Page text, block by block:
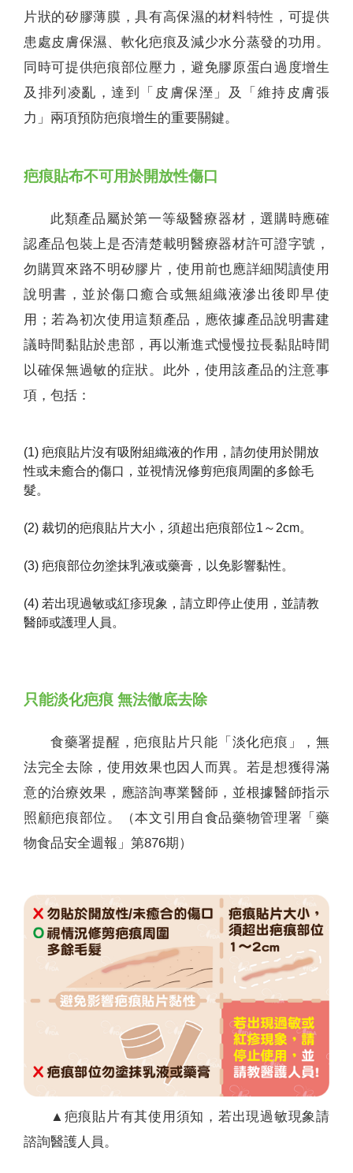
片狀的矽膠薄膜，具有高保濕的材料特性，可提供
患處皮膚保濕、軟化疤痕及減少水分蒸發的功用。
同時可提供疤痕部位壓力，避免膠原蛋白過度增生
及排列凌亂，達到「皮膚保溼」及「維持皮膚張
力」兩項預防疤痕增生的重要關鍵。
疤痕貼布不可用於開放性傷口
此類產品屬於第一等級醫療器材，選購時應確
認產品包裝上是否清楚載明醫療器材許可證字號，
勿購買來路不明矽膠片，使用前也應詳細閱讀使用
說明書，並於傷口癒合或無組織液滲出後即早使
用；若為初次使用這類產品，應依據產品說明書建
議時間黏貼於患部，再以漸進式慢慢拉長黏貼時間
以確保無過敏的症狀。此外，使用該產品的注意事
項，包括：
(1) 疤痕貼片沒有吸附組織液的作用，請勿使用於開放
性或未癒合的傷口，並視情況修剪疤痕周圍的多餘毛
髮。
(2) 裁切的疤痕貼片大小，須超出疤痕部位1～2cm。
(3) 疤痕部位勿塗抹乳液或藥膏，以免影響黏性。
(4) 若出現過敏或紅疹現象，請立即停止使用，並請教
醫師或護理人員。
只能淡化疤痕 無法徹底去除
食藥署提醒，疤痕貼片只能「淡化疤痕」，無
法完全去除，使用效果也因人而異。若是想獲得滿
意的治療效果，應諮詢專業醫師，並根據醫師指示
照顧疤痕部位。（本文引用自食品藥物管理署「藥
物食品安全週報」第876期）
▲疤痕貼片有其使用須知，若出現過敏現象請
諮詢醫護人員。